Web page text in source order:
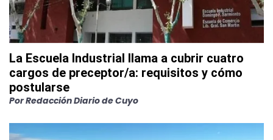
La Escuela Industrial llama a cubrir cuatro
cargos de preceptor/a: requisitos y cómo
postularse
PorRedacción Diario de Cuyo